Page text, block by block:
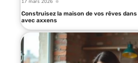
17 mars 2026
Construisez la maison de vos rêves
avec axxens